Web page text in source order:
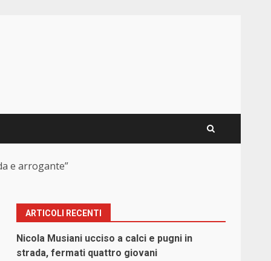
e arrogante”
ARTICOLI RECENTI
Nicola Musiani ucciso a calci e pugni in
strada, fermati quattro giovani